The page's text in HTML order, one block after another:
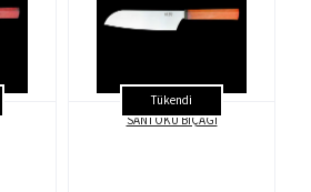
Tükendi
SANTOKU BIÇAĞI